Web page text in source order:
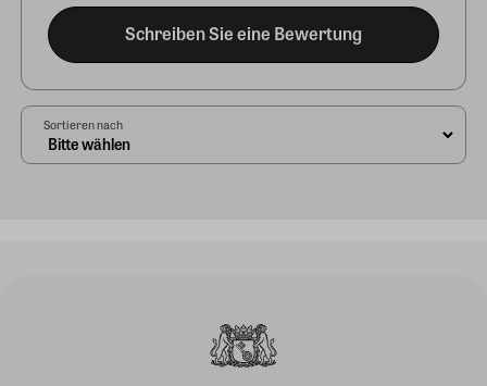
Schreiben Sie eine Bewertung
Sortieren nach